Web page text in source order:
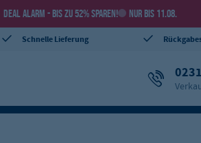
DEAL ALARM - BIS ZU 52% SPAREN! NUR BIS 11.08.
Schnelle Lieferung